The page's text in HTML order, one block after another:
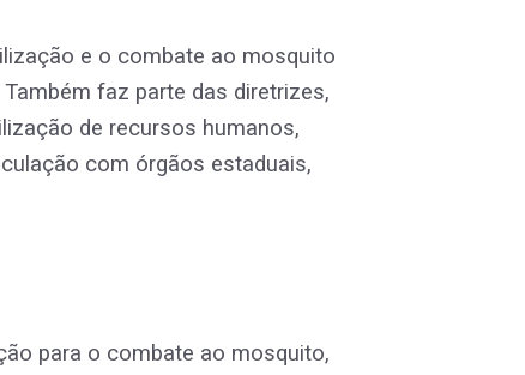
e o combate ao mosquito
faz parte das diretrizes,
de recursos humanos,
com órgãos estaduais,
para o combate ao mosquito,